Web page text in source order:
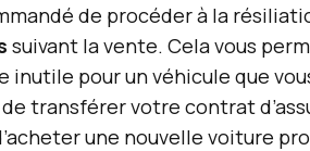
de procéder à la
suivant la vente. Cela vous
inutile pour un véhicule que
transférer votre contrat
une nouvelle voiture